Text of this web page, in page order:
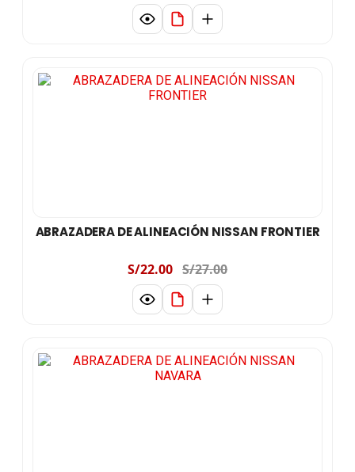
ABRAZADERA DE ALINEACIÓN NISSAN FRONTIER
S/22.00 S/27.00